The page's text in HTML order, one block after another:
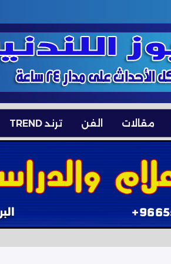
مقالات الفن ترند TREND